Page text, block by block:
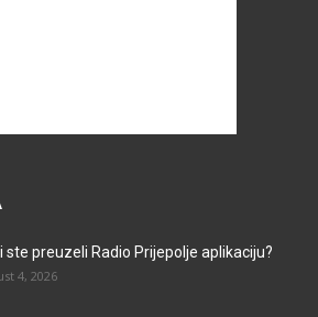
ste preuzeli Radio Prijepolje aplikaciju?
4, 2026